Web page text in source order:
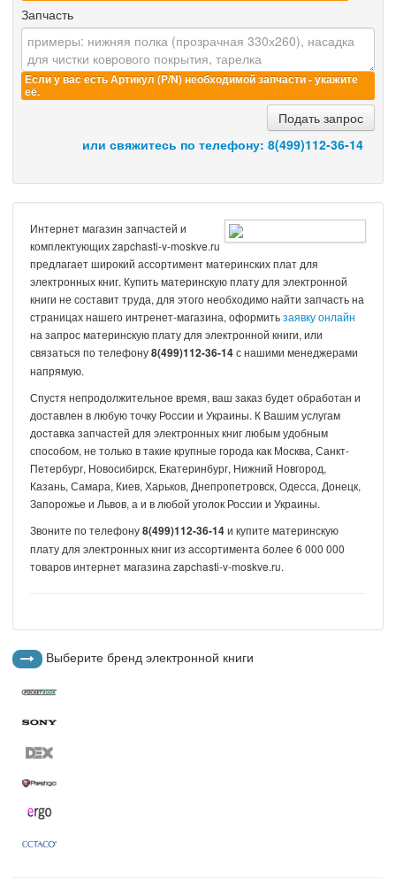
Запчасть
Если у вас есть Артикул (P/N) необходимой запчасти - укажите
её.
Подать запрос
или свяжитесь по телефону: 8(499)112-36-14
Интернет магазин запчастей и
комплектующих zapchasti-v-moskve.ru
предлагает широкий ассортимент материнских плат для
электронных книг. Купить материнскую плату для электронной
книги не составит труда, для этого необходимо найти запчасть на
страницах нашего интренет-магазина, оформитьзаявку онлайн
на запрос материнскую плату для электронной книги, или
связаться по телефону8(499)112-36-14с нашими менеджерами
напрямую.
Спустя непродолжительное время, ваш заказ будет обработан и
доставлен в любую точку России и Украины. К Вашим услугам
доставка запчастей для электронных книг любым удобным
способом, не только в такие крупные города как Москва, Санкт-
Петербург, Новосибирск, Екатеринбург, Нижний Новгород,
Казань, Самара, Киев, Харьков, Днепропетровск, Одесса, Донецк,
Запорожье и Львов, а и в любой уголок России и Украины.
Звоните по телефону8(499)112-36-14и купите материнскую
плату для электронных книг из ассортимента более 6 000 000
товаров интернет магазина zapchasti-v-moskve.ru.
Выберите бренд электронной книги